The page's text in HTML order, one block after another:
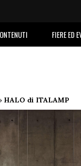
FIERE ED
HALO di ITALAMP